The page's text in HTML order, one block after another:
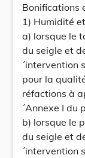
Bonifications
1) Humidité
a) lorsque le
du seigle et
´intervention
pour la
réfactions à
´Annexe I du
b) lorsque le
du seigle et
´intervention